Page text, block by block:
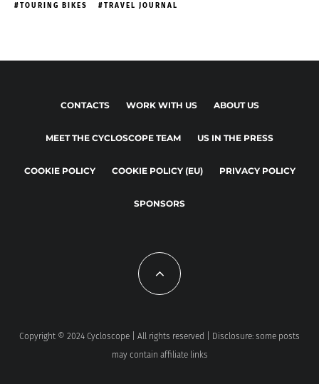
TOURING BIKES TRAVEL JOURNAL
CONTACTS WORK WITH US ABOUT US
MEET THE CYCLOSCOPE TEAM US IN THE PRESS
COOKIE POLICY COOKIE POLICY (EU) PRIVACY POLICY
SPONSORS
Copyright © 2024 Cycloscope | All rights reserved | Disclosure: some posts
may contain affiliate links